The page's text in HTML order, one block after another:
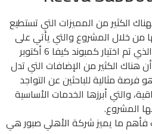
الكثير من المميزات التي تستطيع
من خلال المشروع والتي يأتي على
رأسها الموقع المثالي الذي تم اختيار كمبوند كيفا 6 أكتوبر
هناك الكثير من الإضافات التي تدل
مثالية للباحثين عن التواجد
والتي أبرزها الخدمات الأساسية
المشروع.
فأهم ما يميز شركة الأهلي صبور هي